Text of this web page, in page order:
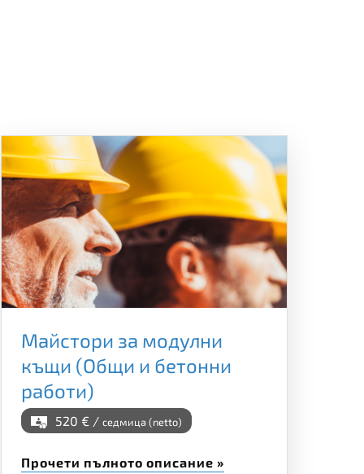
Майстори за модулни
къщи (Общи и бетонни
работи)
520 € / седмица (netto)
Прочети пълното описание »